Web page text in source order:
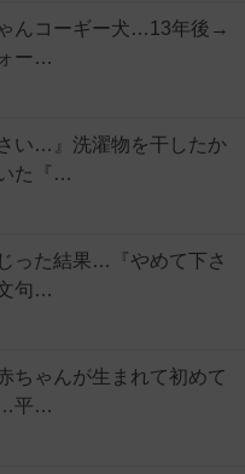
んコーギー犬…13年後→
ー…
い…』洗濯物を干したか
た『…
った結果…『やめて下さ
句…
ちゃんが生まれて初めて
…平…